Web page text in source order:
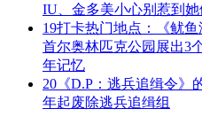
IU、金多美小心别惹到
19打卡热门地点：《鱿
首尔奥林匹克公园展出3
年记忆
20 《D.P：逃兵追缉令
年起废除逃兵追缉组